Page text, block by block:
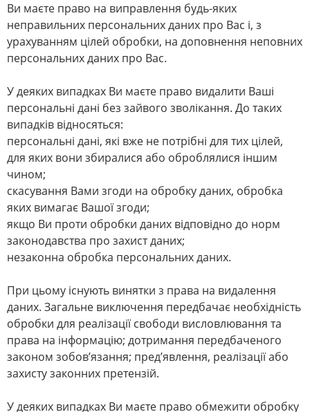
Ви маєте право на виправлення будь-яких
неправильних персональних даних про Вас і, з
урахуванням цілей обробки, на доповнення неповних
персональних даних про Вас.
У деяких випадках Ви маєте право видалити Ваші
персональні дані без зайвого зволікання. До таких
випадків відносяться:
персональні дані, які вже не потрібні для тих цілей,
для яких вони збиралися або оброблялися іншим
чином;
скасування Вами згоди на обробку даних, обробка
яких вимагає Вашої згоди;
якщо Ви проти обробки даних відповідно до норм
законодавства про захист даних;
незаконна обробка персональних даних.
При цьому існують винятки з права на видалення
даних. Загальне виключення передбачає необхідність
обробки для реалізації свободи висловлювання та
права на інформацію; дотримання передбаченого
законом зобов’язання; пред’явлення, реалізації або
захисту законних претензій.
У деяких випадках Ви маєте право обмежити обробку